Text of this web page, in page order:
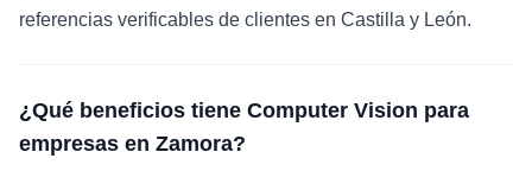
referencias verificables de clientes en Castilla y León.
¿Qué beneficios tiene Computer Vision para
empresas en Zamora?